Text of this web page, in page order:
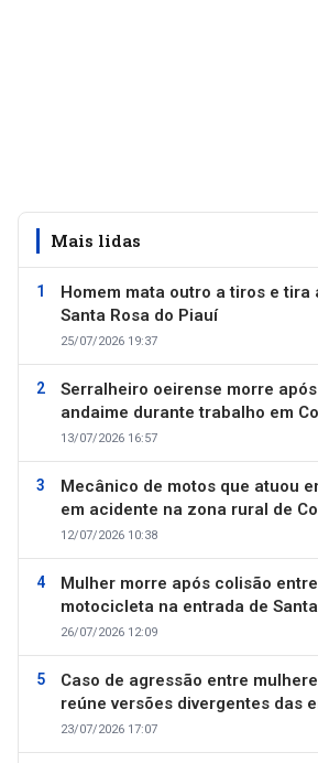
Mais lidas
Homem mata outro a tiros e tira
Santa Rosa do Piauí
25/07/2026 19:37
Serralheiro oeirense morre
andaime durante trabalho em
13/07/2026 16:57
Mecânico de motos que atuou
em acidente na zona rural de
12/07/2026 10:38
Mulher morre após colisão
motocicleta na entrada de
26/07/2026 12:09
Caso de agressão entre
reúne versões divergentes das
23/07/2026 17:07